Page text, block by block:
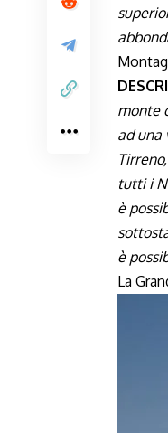
monte
ad una
tutti i
è
è
La